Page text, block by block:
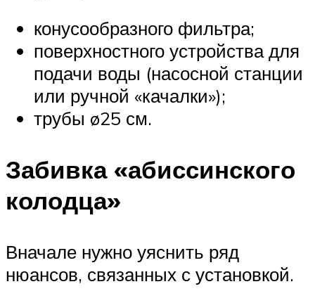
конусообразного фильтра;
поверхностного устройства для
подачи воды (насосной станции
или ручной «качалки»);
трубы ø25 см.
Забивка «абиссинского
колодца»
Вначале нужно уяснить ряд
нюансов, связанных с установкой.